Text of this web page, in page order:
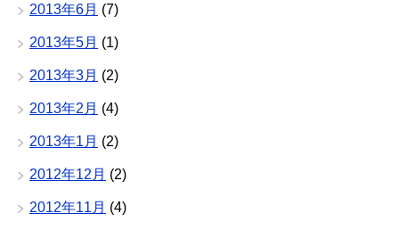
2013年6月 (7)
2013年5月 (1)
2013年3月 (2)
2013年2月 (4)
2013年1月 (2)
2012年12月 (2)
2012年11月 (4)